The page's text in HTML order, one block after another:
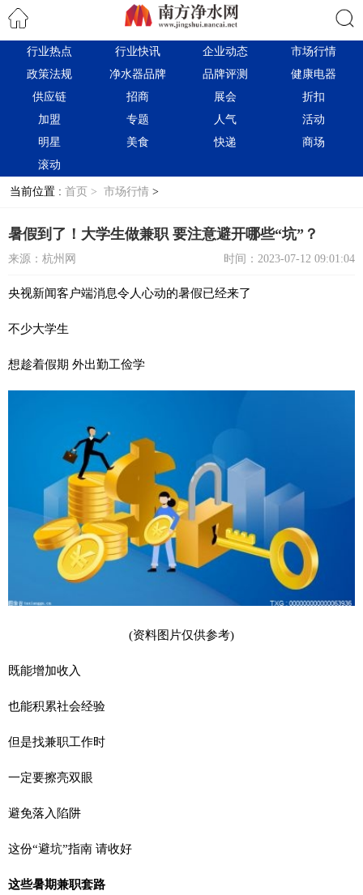
行业热点 行业快讯 企业动态
市场行情
政策法规
净水器品牌 品牌评测
健康电器
供应链
招商 展会
折扣
加盟
专题 人气
活动
明星
美食 快递
商场
滚动
当前位置 : 首页 > 市场行情 >
暑假到了！大学生做兼职 要注意避开哪些“坑”？
来源：杭州网 时间：2023-07-12 09:01:04
央视新闻客户端消息令人心动的暑假已经来了
不少大学生
想趁着假期 外出勤工俭学
(资料图片仅供参考)
既能增加收入
也能积累社会经验
但是找兼职工作时
一定要擦亮双眼
避免落入陷阱
这份“避坑”指南 请收好
这些暑期兼职套路